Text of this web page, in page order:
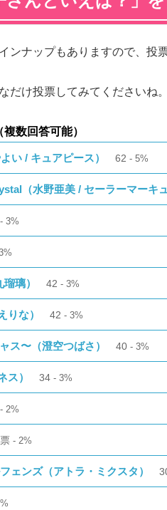
ンナップもありますので、投
だけ投票してみてくださいね。
数回答可能）
い / キュアピース） 62 5%
（水野亜美 / セーラーマーキュ
3%
璃） 42 3%
りな） 42 3%
ス〜（澄空つばさ） 40 3%
ス） 34 3%
2%
票 2%
ェンズ（アトラ・ミクスタ）